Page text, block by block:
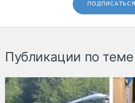
ПОДПИСАТЬСЯ
Публикации по теме